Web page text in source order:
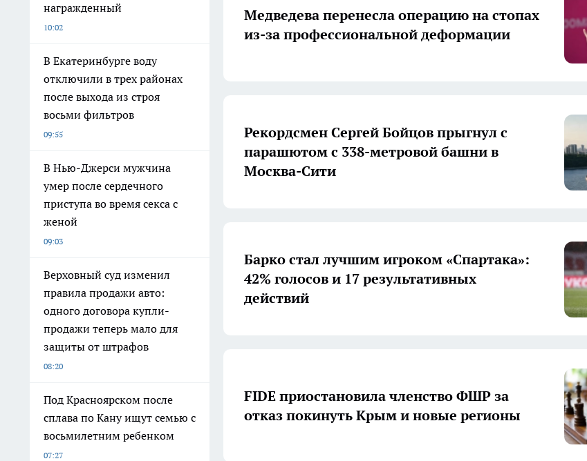
награжденный
10:02
В Екатеринбурге воду
отключили в трех районах
после выхода из строя
восьми фильтров
09:55
В Нью-Джерси мужчина
умер после сердечного
приступа во время секса с
женой
09:03
Верховный суд изменил
правила продажи авто:
одного договора купли-
продажи теперь мало для
защиты от штрафов
08:20
Под Красноярском после
сплава по Кану ищут семью с
восьмилетним ребенком
07:27
Медведева перенесла операцию на стопах
из-за профессиональной деформации
Рекордсмен Сергей Бойцов прыгнул с
парашютом с 338-метровой башни в
Москва-Сити
Барко стал лучшим игроком «Спартака»:
42% голосов и 17 результативных
действий
FIDE приостановила членство ФШР за
отказ покинуть Крым и новые регионы